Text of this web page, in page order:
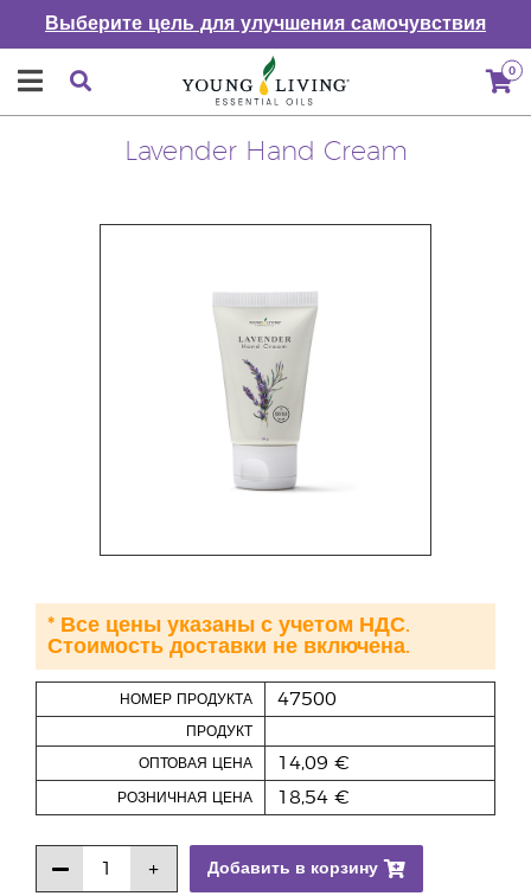
Выберите цель для улучшения самочувствия
0
Lavender Hand Cream
НОМЕР ПРОДУКТА 47500
ПРОДУКТ
ОПТОВАЯ ЦЕНА 14,09 €
РОЗНИЧНАЯ ЦЕНА 18,54 €
Добавить в корзину
* Все цены указаны с учетом НДС.
Стоимость доставки не включена.